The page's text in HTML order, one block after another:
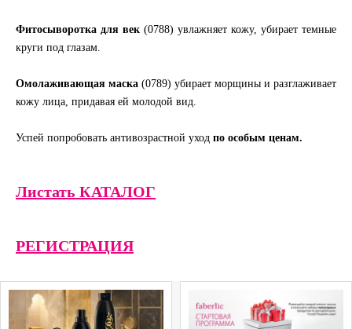
Фитосыворотка для век (0788) увлажняет кожу, убирает темные
круги под глазам.
Омолаживающая маска (0789) убирает морщины и разглаживает
кожу лица, придавая ей молодой вид.
Успей попробовать антивозрастной уход по особым ценам.
Листать КАТАЛОГ
РЕГИСТРАЦИЯ